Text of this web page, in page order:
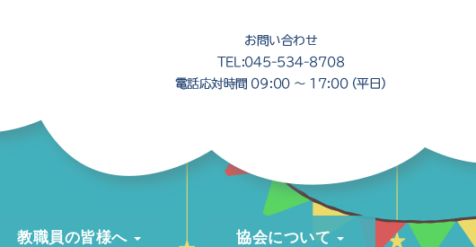
教職員の皆様へ 協会について